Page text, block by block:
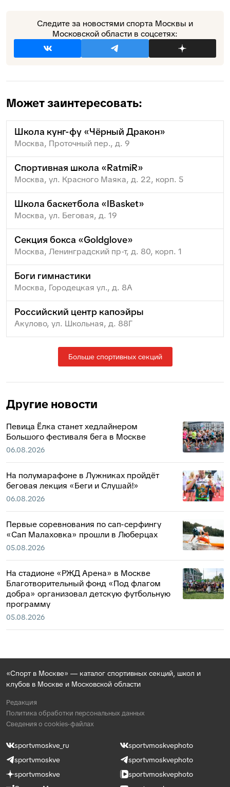
Следите за новостями спорта Москвы и
Московской области в соцсетях:
Может заинтересовать:
Школа кунг-фу «Чёрный Дракон»
Москва, Проточный пер., д. 9
Спортивная школа «RatmiR»
Москва, ул. Красного Маяка, д. 22, корп. 5
Школа баскетбола «IBasket»
Москва, ул. Беговая, д. 19
Секция бокса «Goldglove»
Москва, Ленинградский пр-т, д. 80, корп. 1
Боги гимнастики
Москва, Городецкая ул., д. 8А
Российский центр капоэйры
Акулово, ул. Школьная, д. 88Г
Больше спортивных секций
Другие новости
Певица Ёлка станет хедлайнером
Большого фестиваля бега в Москве
06.08.2026
На полумарафоне в Лужниках пройдёт
беговая лекция «Беги и Слушай!»
06.08.2026
Первые соревнования по сап-серфингу
«Сап Малаховка» прошли в Люберцах
05.08.2026
На стадионе «РЖД Арена» в Москве
Благотворительный фонд «Под флагом
добра» организовал детскую футбольную
программу
05.08.2026
«Спорт в Москве» — каталог спортивных секций, школ и
клубов в Москве и Московской области
Редакция
Политика обработки персональных данных
Сведения о cookies-файлах
sportvmoskve_ru
sportvmoskvephoto
sportvmoskve
sportvmoskvephoto
sportvmoskve
sportvmoskvephoto